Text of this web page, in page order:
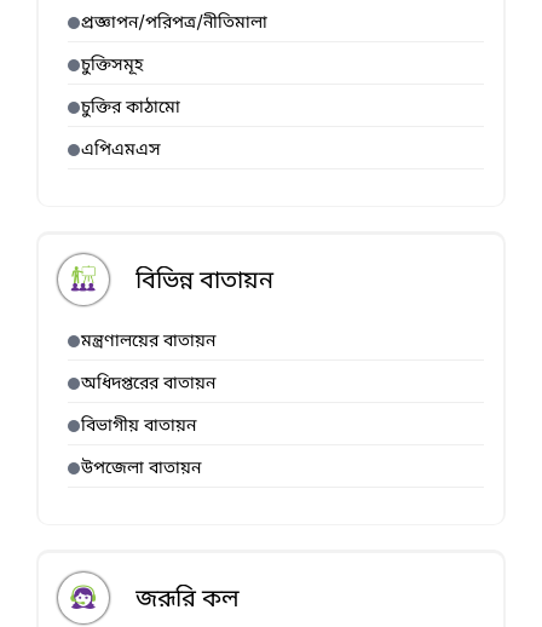
প্রজ্ঞাপন/পরিপত্র/নীতিমালা
চুক্তিসমূহ
চুক্তির কাঠামো
এপিএমএস
বিভিন্ন বাতায়ন
মন্ত্রণালয়ের বাতায়ন
অধিদপ্তরের বাতায়ন
বিভাগীয় বাতায়ন
উপজেলা বাতায়ন
জরূরি কল